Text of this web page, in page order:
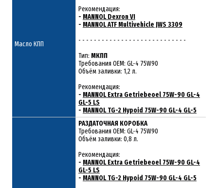
Масло КПП
Рекомендация:
- MANNOL Dexron VI
- MANNOL ATF Multivehicle JWS 3309
- - - - - - - - - - - - - - - - - - - - - - - - - - - -
Тип: МКПП
Требования OEM: GL-4 75W90
Объём заливки: 1,2 л.
Рекомендация:
- MANNOL Extra Getriebeoel 75W-90 GL-4
GL-5 LS
- MANNOL TG-2 Hypoid 75W-90 GL-4 GL-5
РАЗДАТОЧНАЯ КОРОБКА
Требования ОЕМ: GL-4 75W90
Объём заливки: 0,8 л.
Рекомендация:
- MANNOL Extra Getriebeoel 75W-90 GL-4
GL-5 LS
- MANNOL TG-2 Hypoid 75W-90 GL-4 GL-5